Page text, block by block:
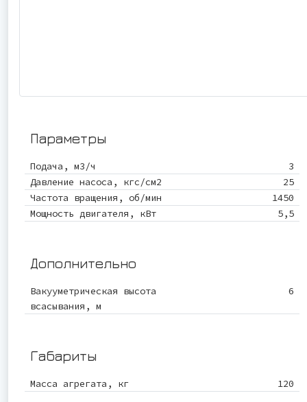
Параметры
Подача, м3/ч
3
Давление насоса, кгс/см2
25
Частота вращения, об/мин
1450
Мощность двигателя, кВт
5,5
Дополнительно
Вакууметрическая высота
всасывания, м
6
Габариты
Масса агрегата, кг 120